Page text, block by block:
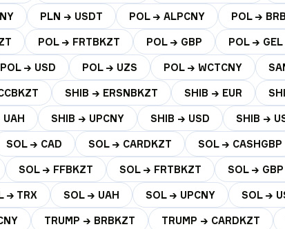
PLN → USDT POL → ALPCNY POL →
POL → FRTBKZT POL → GBP POL → GEL
POL → USD POL → UZS POL → WCTCNY
SHIB → ERSNBKZT SHIB → EUR
SHIB → UPCNY SHIB → USD SHIB →
SOL → CAD SOL → CARDKZT SOL → CASHGBP
SOL → FFBKZT SOL → FRTBKZT SOL → GBP
→ TRX SOL → UAH SOL → UPCNY SOL →
TRUMP → BRBKZT TRUMP → CARDKZT